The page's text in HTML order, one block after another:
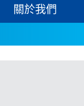
關於我們